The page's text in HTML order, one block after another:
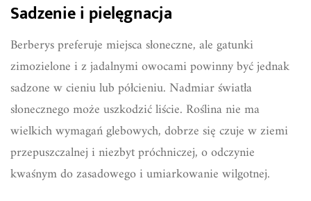
Sadzenie i pielęgnacja
Berberys preferuje miejsca słoneczne, ale gatunki
zimozielone i z jadalnymi owocami powinny być jednak
sadzone w cieniu lub półcieniu. Nadmiar światła
słonecznego może uszkodzić liście. Roślina nie ma
wielkich wymagań glebowych, dobrze się czuje w ziemi
przepuszczalnej i niezbyt próchniczej, o odczynie
kwaśnym do zasadowego i umiarkowanie wilgotnej.